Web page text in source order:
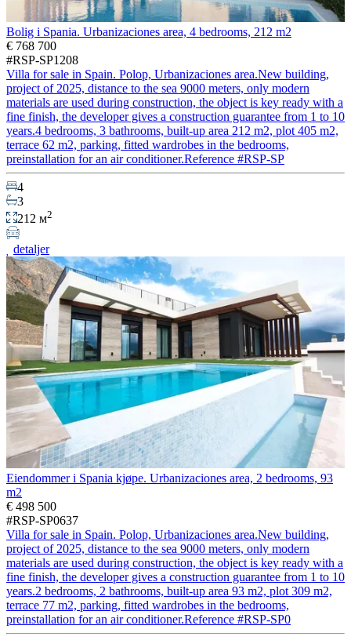
Bolig i Spania. Urbanizaciones area, 4 bedrooms, 212 m2
€ 768 700
#RSP-SP1208
Villa for sale in Spain. Polop, Urbanizaciones area.New building,
project of 2025, distance to the sea 9000 meters, only modern
materials are used during construction, the object is key ready with a
fine finish, the developer gives a construction guarantee from 1 to 10
years.4 bedrooms, 3 bathrooms, built-up area 212 m2, plot 405 m2,
terrace 62 m2, parking, fitted wardrobes in the bedrooms,
preinstallation for an air conditioner.Reference #RSP-SP
4
3
212 м2
detaljer
Eiendommer i Spania kjøpe. Urbanizaciones area, 2 bedrooms, 93
m2
€ 498 500
#RSP-SP0637
Villa for sale in Spain. Polop, Urbanizaciones area.New building,
project of 2025, distance to the sea 9000 meters, only modern
materials are used during construction, the object is key ready with a
fine finish, the developer gives a construction guarantee from 1 to 10
years.2 bedrooms, 2 bathrooms, built-up area 93 m2, plot 309 m2,
terrace 77 m2, parking, fitted wardrobes in the bedrooms,
preinstallation for an air conditioner.Reference #RSP-SP0